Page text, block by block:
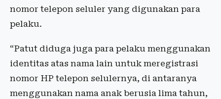
nomor telepon seluler yang digunakan para
pelaku.
“Patut diduga juga para pelaku menggunakan
identitas atas nama lain untuk meregistrasi
nomor HP telepon selulernya, di antaranya
menggunakan nama anak berusia lima tahun,